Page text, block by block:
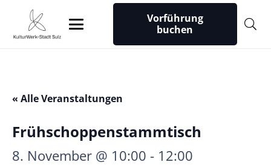
Vorführung
buchen
« Alle Veranstaltungen
Frühschoppenstammtisch
8. November @ 10:00 - 12:00